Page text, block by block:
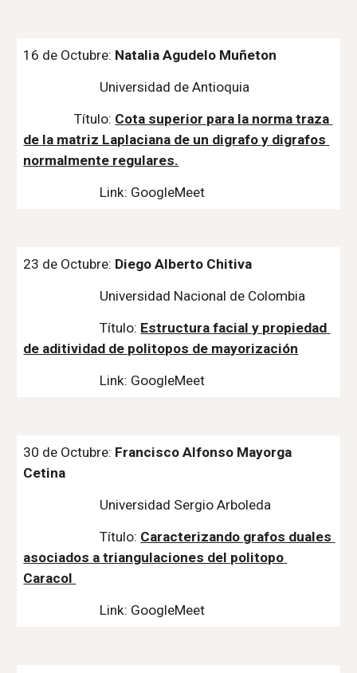
16 de Octubre: Natalia Agudelo Muñeton
Universidad de Antioquia
Título: Cota superior para la norma traza
de la matriz Laplaciana de un digrafo y digrafos
normalmente regulares.
Link: GoogleMeet
23 de Octubre: Diego Alberto Chitiva
Universidad Nacional de Colombia
Título: Estructura facial y propiedad
de aditividad de politopos de mayorización
Link: GoogleMeet
30 de Octubre: Francisco Alfonso Mayorga
Cetina
Universidad Sergio Arboleda
Título: Caracterizando grafos duales
asociados a triangulaciones del politopo
Caracol
Link: GoogleMeet